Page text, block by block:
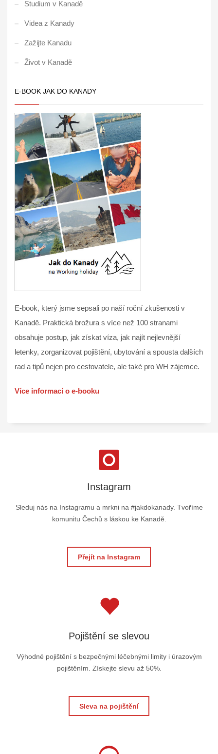
Studium v Kanadě
Videa z Kanady
Zažijte Kanadu
Život v Kanadě
E-BOOK JAK DO KANADY
E-book, který jsme sepsali po naší roční zkušenosti v
Kanadě. Praktická brožura s více než 100 stranami
obsahuje postup, jak získat víza, jak najít nejlevnější
letenky, zorganizovat pojištění, ubytování a spousta dalších
rad a tipů nejen pro cestovatele, ale také pro WH zájemce.
Více informací o e-booku
Instagram
Sleduj nás na Instagramu a mrkni na #jakdokanady. Tvoříme
komunitu Čechů s láskou ke Kanadě.
Přejít na Instagram
Pojištění se slevou
Výhodné pojištění s bezpečnými léčebnými limity i úrazovým
pojištěním. Získejte slevu až 50%.
Sleva na pojištění